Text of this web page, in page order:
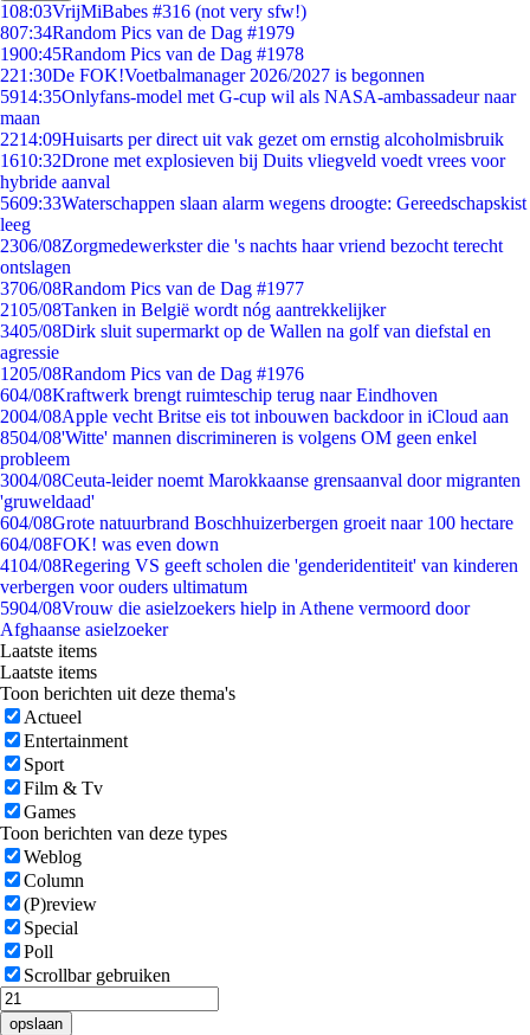
108:03VrijMiBabes #316 (not very sfw!)
807:34Random Pics van de Dag #1979
1900:45Random Pics van de Dag #1978
221:30De FOK!Voetbalmanager 2026/2027 is begonnen
5914:35Onlyfans-model met G-cup wil als NASA-ambassadeur naar
maan
2214:09Huisarts per direct uit vak gezet om ernstig alcoholmisbruik
1610:32Drone met explosieven bij Duits vliegveld voedt vrees voor
hybride aanval
5609:33Waterschappen slaan alarm wegens droogte: Gereedschapskist
leeg
2306/08Zorgmedewerkster die 's nachts haar vriend bezocht terecht
ontslagen
3706/08Random Pics van de Dag #1977
2105/08Tanken in België wordt nóg aantrekkelijker
3405/08Dirk sluit supermarkt op de Wallen na golf van diefstal en
agressie
1205/08Random Pics van de Dag #1976
604/08Kraftwerk brengt ruimteschip terug naar Eindhoven
2004/08Apple vecht Britse eis tot inbouwen backdoor in iCloud aan
8504/08'Witte' mannen discrimineren is volgens OM geen enkel
probleem
3004/08Ceuta-leider noemt Marokkaanse grensaanval door migranten
'gruweldaad'
604/08Grote natuurbrand Boschhuizerbergen groeit naar 100 hectare
604/08FOK! was even down
4104/08Regering VS geeft scholen die 'genderidentiteit' van kinderen
verbergen voor ouders ultimatum
5904/08Vrouw die asielzoekers hielp in Athene vermoord door
Afghaanse asielzoeker
Laatste items
Laatste items
Toon berichten uit deze thema's
Actueel
Entertainment
Sport
Film & Tv
Games
Toon berichten van deze types
Weblog
Column
(P)review
Special
Poll
Scrollbar gebruiken
opslaan